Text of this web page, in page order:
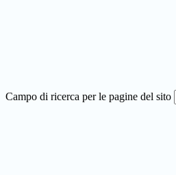
Campo di ricerca per le pagine del sito